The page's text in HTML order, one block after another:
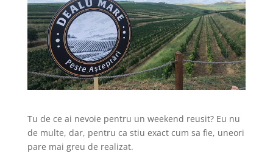
Tu de ce ai nevoie pentru un weekend reusit? Eu nu
de multe, dar, pentru ca stiu exact cum sa fie, uneori
pare mai greu de realizat.